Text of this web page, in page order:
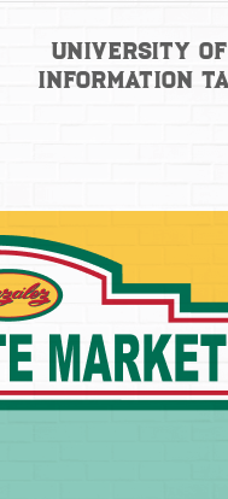
University
Information